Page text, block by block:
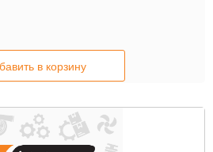
в корзину